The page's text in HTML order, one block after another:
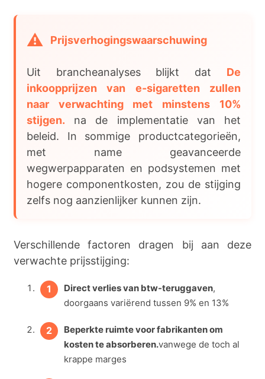
Prijsverhogingswaarschuwing
Uit brancheanalyses blijkt dat De
inkoopprijzen van e-sigaretten zullen
naar verwachting met minstens 10%
stijgen. na de implementatie van het
beleid. In sommige productcategorieën,
met name geavanceerde
wegwerpapparaten en podsystemen met
hogere componentkosten, zou de stijging
zelfs nog aanzienlijker kunnen zijn.
Verschillende factoren dragen bij aan deze
verwachte prijsstijging:
Direct verlies van btw-teruggaven,
doorgaans variërend tussen 9% en 13%
Beperkte ruimte voor fabrikanten om
kosten te absorberen.vanwege de toch al
krappe marges